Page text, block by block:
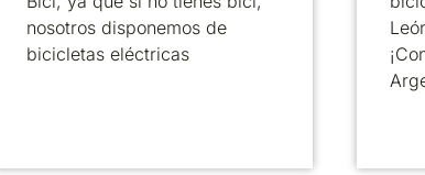
nosotros disponemos de
bicicletas eléctricas